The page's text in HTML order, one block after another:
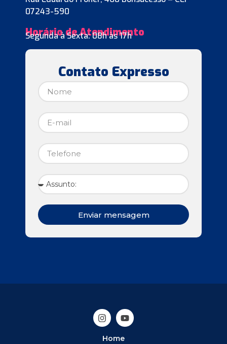
07243-590
Horário de Atendimento
Segunda à Sexta: 08h às 17h
Contato Expresso
Enviar mensagem
Home